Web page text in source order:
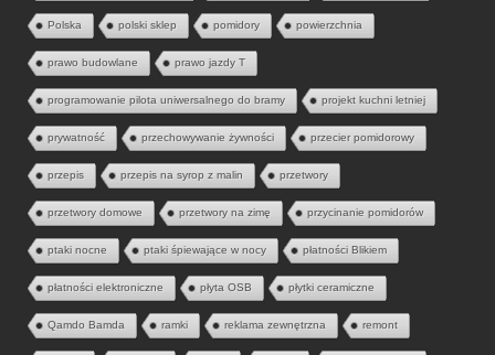
Polska polski sklep pomidory powierzchnia
prawo budowlane prawo jazdy T
programowanie pilota uniwersalnego do bramy projekt kuchni letniej
prywatność przechowywanie żywności przecier pomidorowy
przepis przepis na syrop z malin przetwory
przetwory domowe przetwory na zimę przycinanie pomidorów
ptaki nocne ptaki śpiewające w nocy płatności Blikiem
płatności elektroniczne płyta OSB płytki ceramiczne
Qamdo Bamda ramki reklama zewnętrzna remont